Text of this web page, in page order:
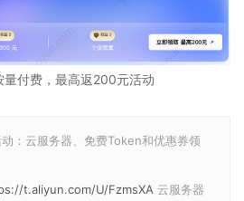
量付费，最高返200元活动
：云服务器、免费Token和优惠券领
t.aliyun.com/U/FzmsXA 云服务器